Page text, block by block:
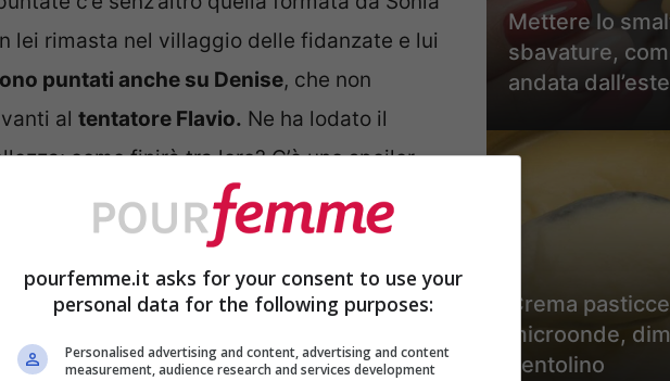
lei rimasta nel villaggio delle fidanzate e lui
puntati anche su Denise, che non
al tentatore Flavio. Ne ha lodato il
come finirà tra loro? C’è uno spoiler.
Temptation Island? Cos’è
Island,
o fidanzati decidono di interrompere la
Mettere lo
sbavature,
andata
Crema
microonde,
pentolino
pourfemme.it asks for your consent to use your
personal data for the following purposes:
Personalised advertising and content, advertising and content
measurement, audience research and services development